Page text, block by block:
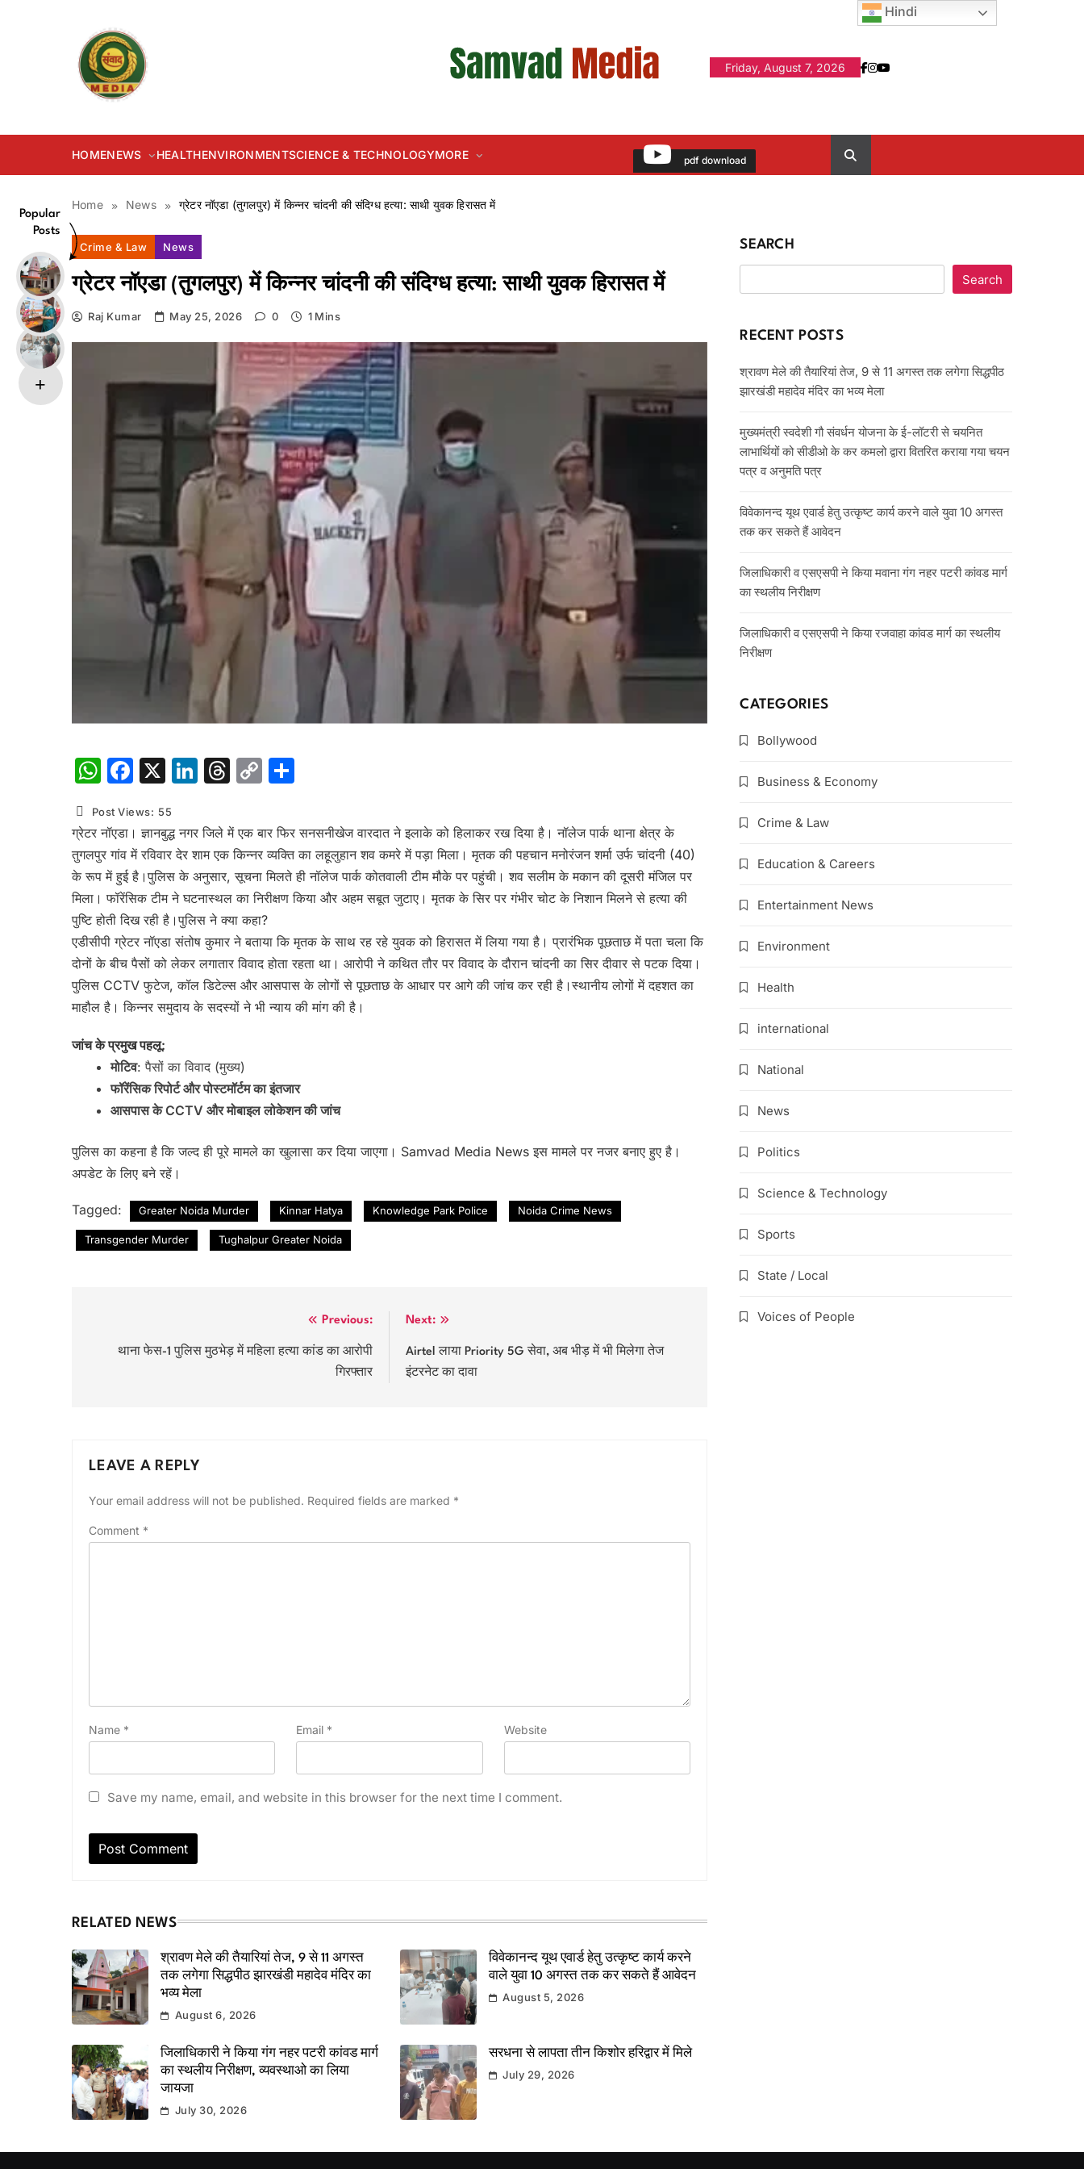
Friday, August 7, 2026
HOMENEWS HEALTHENVIRONMENTSCIENCE & TECHNOLOGYMORE pdf download
Home News ग्रेटर नॉएडा (तुगलपुर) में किन्नर चांदनी की संदिग्ध हत्या: साथी युवक हिरासत में
Popular
Posts
Crime & Law News
ग्रेटर नॉएडा (तुगलपुर) में किन्नर चांदनी की संदिग्ध हत्या: साथी युवक हिरासत में
Raj Kumar May 25, 2026 0 1 Mins
WhatsApp
Facebook
X LinkedIn
Threads
Copy
Post Views: 55
ग्रेटर नॉएडा। ज्ञानबुद्ध नगर जिले में एक बार फिर सनसनीखेज वारदात ने इलाके को हिलाकर रख दिया है। नॉलेज पार्क थाना क्षेत्र के
तुगलपुर गांव में रविवार देर शाम एक किन्नर व्यक्ति का लहूलुहान शव कमरे में पड़ा मिला। मृतक की पहचान मनोरंजन शर्मा उर्फ चांदनी (40)
के रूप में हुई है।पुलिस के अनुसार, सूचना मिलते ही नॉलेज पार्क कोतवाली टीम मौके पर पहुंची। शव सलीम के मकान की दूसरी मंजिल पर
मिला। फॉरेंसिक टीम ने घटनास्थल का निरीक्षण किया और अहम सबूत जुटाए। मृतक के सिर पर गंभीर चोट के निशान मिलने से हत्या की
पुष्टि होती दिख रही है।पुलिस ने क्या कहा?
एडीसीपी ग्रेटर नॉएडा संतोष कुमार ने बताया कि मृतक के साथ रह रहे युवक को हिरासत में लिया गया है। प्रारंभिक पूछताछ में पता चला कि
दोनों के बीच पैसों को लेकर लगातार विवाद होता रहता था। आरोपी ने कथित तौर पर विवाद के दौरान चांदनी का सिर दीवार से पटक दिया।
पुलिस CCTV फुटेज, कॉल डिटेल्स और आसपास के लोगों से पूछताछ के आधार पर आगे की जांच कर रही है।स्थानीय लोगों में दहशत का
माहौल है। किन्नर समुदाय के सदस्यों ने भी न्याय की मांग की है।
जांच के प्रमुख पहलू:
मोटिव: पैसों का विवाद (मुख्य)
फॉरेंसिक रिपोर्ट और पोस्टमॉर्टम का इंतजार
आसपास के CCTV और मोबाइल लोकेशन की जांच
पुलिस का कहना है कि जल्द ही पूरे मामले का खुलासा कर दिया जाएगा। Samvad Media News इस मामले पर नजर बनाए हुए है।
अपडेट के लिए बने रहें।
Tagged: Greater Noida Murder Kinnar Hatya Knowledge Park Police Noida Crime News
Transgender Murder Tughalpur Greater Noida
navigation
Previous:
थाना फेस-1 पुलिस मुठभेड़ में महिला हत्या कांड का आरोपी
गिरफ्तार
Next:
Airtel लाया Priority 5G सेवा, अब भीड़ में भी मिलेगा तेज
इंटरनेट का दावा
LEAVE A REPLY
Your email address will not be published. Required fields are marked *
Comment *
Name * Email * Website
Save my name, email, and website in this browser for the next time I comment.
RELATED NEWS
श्रावण मेले की तैयारियां तेज, 9 से 11 अगस्त
तक लगेगा सिद्धपीठ झारखंडी महादेव मंदिर का
भव्य मेला
August 6, 2026
विवेकानन्द यूथ एवार्ड हेतु उत्कृष्ट कार्य करने
वाले युवा 10 अगस्त तक कर सकते हैं आवेदन
August 5, 2026
जिलाधिकारी ने किया गंग नहर पटरी कांवड मार्ग
का स्थलीय निरीक्षण, व्यवस्थाओ का लिया
जायजा
July 30, 2026
सरधना से लापता तीन किशोर हरिद्वार में मिले
July 29, 2026
SEARCH
Search
RECENT POSTS
श्रावण मेले की तैयारियां तेज, 9 से 11 अगस्त तक लगेगा सिद्धपीठ
झारखंडी महादेव मंदिर का भव्य मेला
मुख्यमंत्री स्वदेशी गौ संवर्धन योजना के ई-लॉटरी से चयनित
लाभार्थियों को सीडीओ के कर कमलो द्वारा वितरित कराया गया चयन
पत्र व अनुमति पत्र
विवेकानन्द यूथ एवार्ड हेतु उत्कृष्ट कार्य करने वाले युवा 10 अगस्त
तक कर सकते हैं आवेदन
जिलाधिकारी व एसएसपी ने किया मवाना गंग नहर पटरी कांवड मार्ग
का स्थलीय निरीक्षण
जिलाधिकारी व एसएसपी ने किया रजवाहा कांवड मार्ग का स्थलीय
निरीक्षण
CATEGORIES
Bollywood
Business & Economy
Crime & Law
Education & Careers
Entertainment News
Environment
Health
international
National
News
Politics
Science & Technology
Sports
State / Local
Voices of People
Hindi